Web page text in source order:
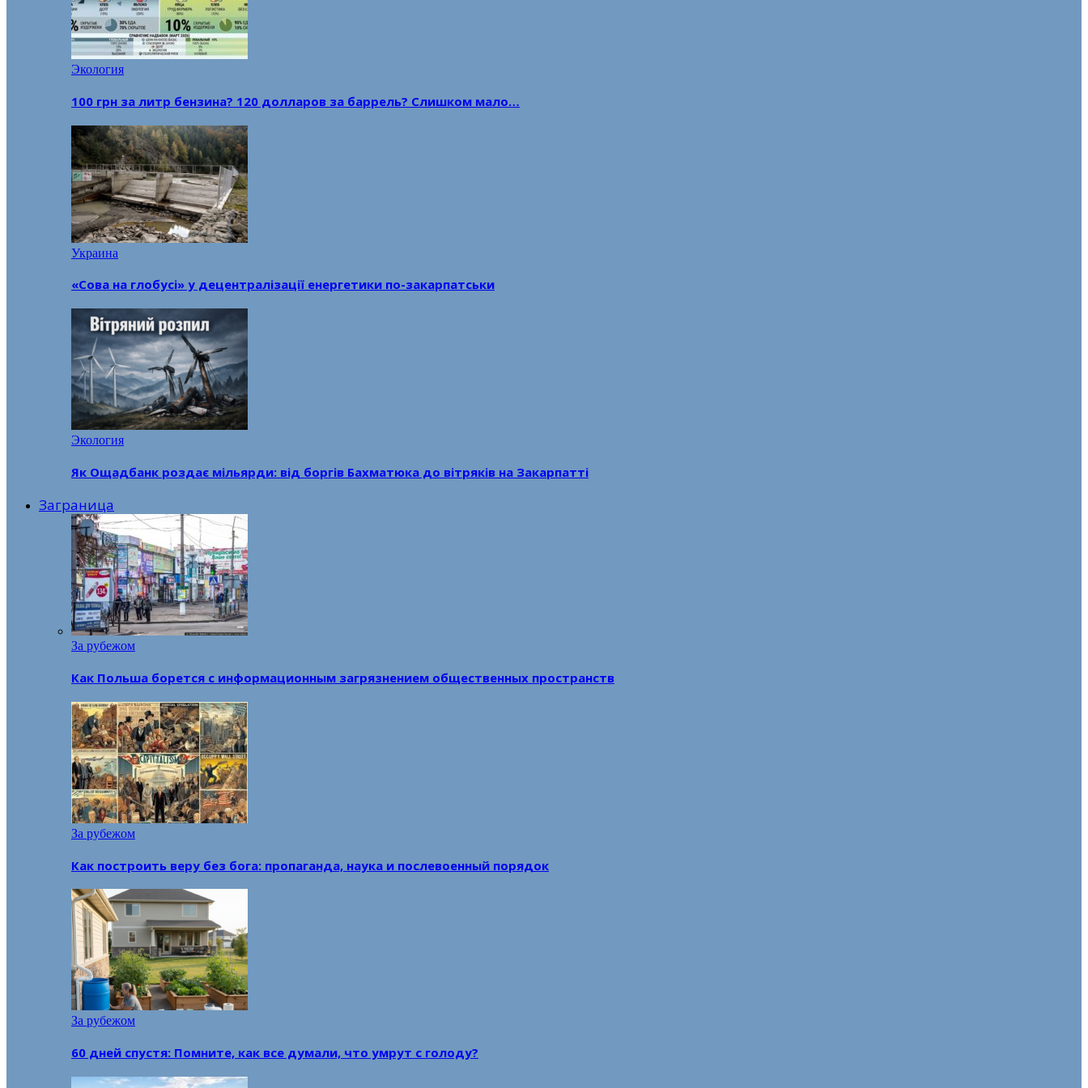
Экология
100 грн за литр бензина? 120 долларов за баррель? Слишком мало…
Украина
«Сова на глобусі» у децентралізації енергетики по-закарпатськи
Экология
Як Ощадбанк роздає мільярди: від боргів Бахматюка до вітряків на Закарпатті
Заграница
За рубежом
Как Польша борется с информационным загрязнением общественных пространств
За рубежом
Как построить веру без бога: пропаганда, наука и послевоенный порядок
За рубежом
60 дней спустя: Помните, как все думали, что умрут с голоду?